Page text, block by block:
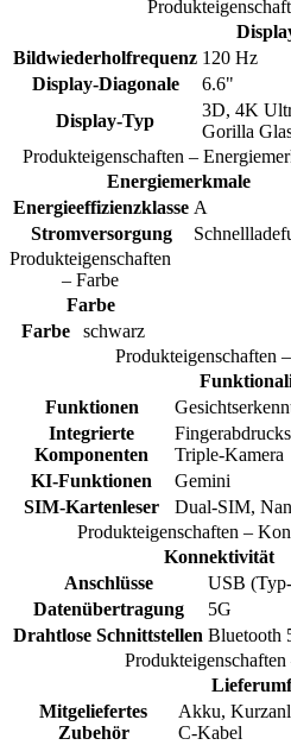
Bildwiederholfrequenz 120 Hz
Display-Diagonale
6.6"
Display-Typ
3D, 4K
Gorilla
Produkteigenschaften –
Energiemerkmale
Energieeffizienzklasse A
Stromversorgung
Produkteigenschaften
– Farbe
Farbe
Farbe
schwarz
Produkteigenschaften
Funktionen
Integrierte
Komponenten
Triple-Kamera
KI-Funktionen
Gemini
SIM-Kartenleser
Dual-SIM,
Produkteigenschaften –
Konnektivität
Anschlüsse
USB
Datenübertragung
5G
Drahtlose Schnittstellen Bluetooth
Mitgeliefertes
Zubehör
Akku,
C-Kabel